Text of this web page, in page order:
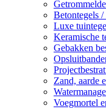
Betontegels /
Luxe
Keramische
Gebakken
Zand, aarde
Voegmortel